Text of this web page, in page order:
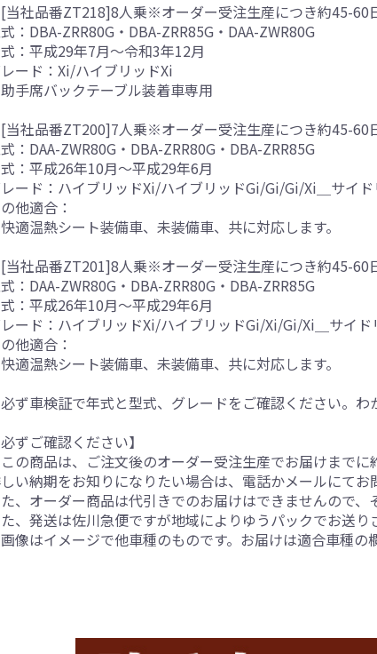
社品番ZT218]8人乗※オーダー受注生産につき約45-60
：DBA-ZRR80G・DBA-ZRR85G・DAA-ZWR80G
：平成29年7月～令和3年12月
ード：Xi/ハイブリッドXi
手席バックテーブル装着車専用
社品番ZT200]7人乗※オーダー受注生産につき約45-60
：DAA-ZWR80G・DBA-ZRR80G・DBA-ZRR85G
：平成26年10月～平成29年6月
ード：ハイブリッドXi/ハイブリッドGi/Gi/Gi/Xi＿サイ
他適合：
適温熱シート装備車、未装備車、共に対応します。
社品番ZT201]8人乗※オーダー受注生産につき約45-60
：DAA-ZWR80G・DBA-ZRR80G・DBA-ZRR85G
：平成26年10月～平成29年6月
ード：ハイブリッドXi/ハイブリッドGi/Xi/Gi/Xi＿サイ
他適合：
適温熱シート装備車、未装備車、共に対応します。
ず車検証で年式と型式、グレードをご確認ください。
必ずご確認ください】
の商品は、ご注文後のオーダー受注生産でお届けまでに
い納期をお知りになりたい場合は、電話かメールにてお
、オーダー商品は代引きでのお届けはできませんので
、発送は佐川急便ですが地域によりゆうパックでお送り
画像はイメージで他車種のものです。お届けは適合車種の